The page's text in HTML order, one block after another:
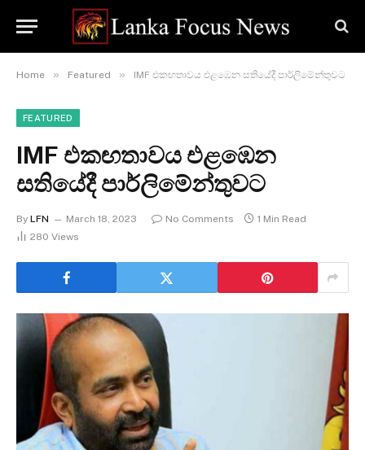
Home » Featured » IMF එකඟතාවය එළඹෙන සතියේදී පාර්ලිමේන්තුවට
FEATURED
IMF එකඟතාවය එළඹෙන
සතියේදී පාර්ලිමේන්තුවට
By LFN March 18, 2023 No Comments
1 Min Read
280 Views